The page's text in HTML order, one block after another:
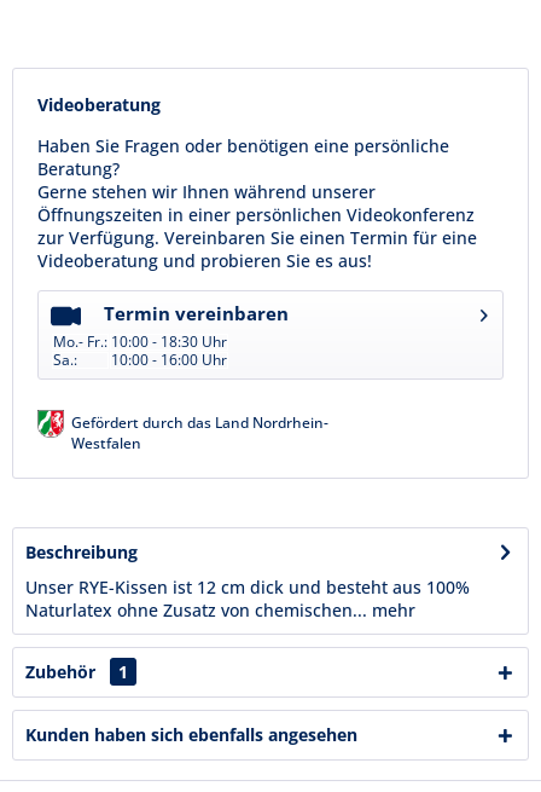
Videoberatung
Haben Sie Fragen oder benötigen eine persönliche
Beratung?
Gerne stehen wir Ihnen während unserer
Öffnungszeiten in einer persönlichen Videokonferenz
zur Verfügung. Vereinbaren Sie einen Termin für eine
Videoberatung und probieren Sie es aus!
Termin vereinbaren
Mo.- Fr.: 10:00 - 18:30 Uhr
Sa.:
10:00 - 16:00 Uhr
Gefördert durch das Land Nordrhein-
Westfalen
Beschreibung
Unser RYE-Kissen ist 12 cm dick und besteht aus 100%
Naturlatex ohne Zusatz von chemischen... mehr
Zubehör 1
Kunden haben sich ebenfalls angesehen